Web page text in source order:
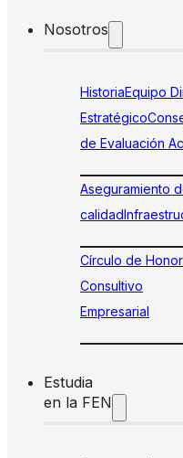
Nosotros
HistoriaEquipo
Estratégico
de Evaluación
Aseguramiento
calidad
Círculo de
Consultivo
Empresarial
Estudia
en la FEN